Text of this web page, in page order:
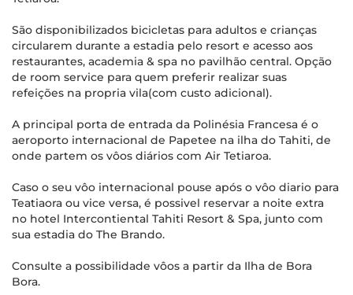
São disponibilizados bicicletas para adultos e crianças
circularem durante a estadia pelo resort e acesso aos
restaurantes, academia & spa no pavilhão central. Opção
de room service para quem preferir realizar suas
refeições na propria vila(com custo adicional).
A principal porta de entrada da Polinésia Francesa é o
aeroporto internacional de Papetee na ilha do Tahiti, de
onde partem os vôos diários com Air Tetiaroa.
Caso o seu vôo internacional pouse após o vôo diario para
Teatiaora ou vice versa, é possivel reservar a noite extra
no hotel Intercontiental Tahiti Resort & Spa, junto com
sua estadia do The Brando.
Consulte a possibilidade vôos a partir da Ilha de Bora
Bora.